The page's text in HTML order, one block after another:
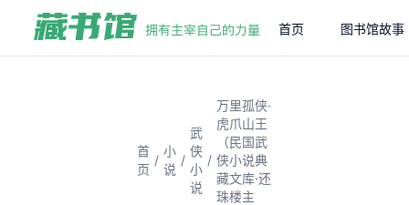
首页 图书馆故事
首
页
/
小
说
/
武
侠
小
说
/
万里孤侠·
虎爪山王
（民国武
侠小说典
藏文库·还
珠楼主